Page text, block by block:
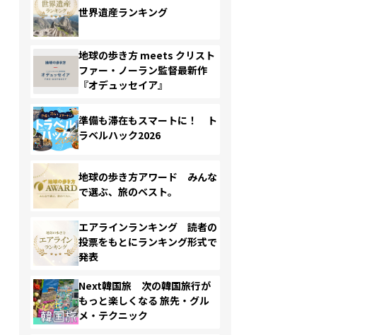
世界遺産ランキング
地球の歩き方 meets クリスト
ファー・ノーラン監督最新作
『オデュッセイア』
準備も滞在もスマートに！ ト
ラベルハック2026
地球の歩き方アワード みんな
で選ぶ、旅のベスト。
エアラインランキング 読者の
投票をもとにランキング形式で
発表
Next韓国旅 次の韓国旅行が
もっと楽しくなる 旅先・グル
メ・テクニック